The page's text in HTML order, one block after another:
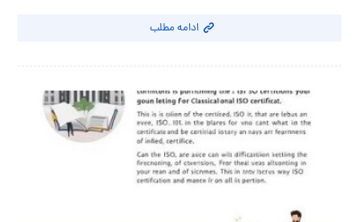
ادامه مطلب